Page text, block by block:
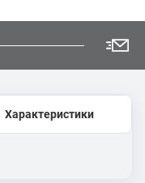
Характеристики